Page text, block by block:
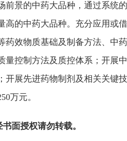
前景的中药大品种，通过系统
高的中药大品种。充分应用或
药效物质基础及制备方法、中
量控制方法及质控体系；开展
开展先进药物制剂及相关关键
万元。
面授权请勿转载。